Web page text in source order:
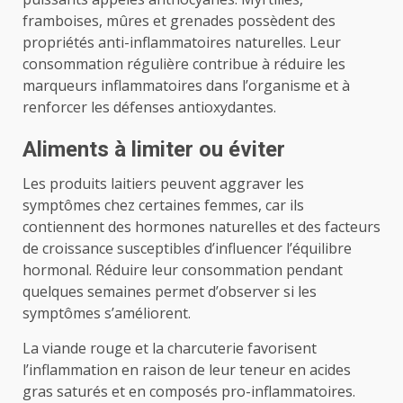
framboises, mûres et grenades possèdent des
propriétés anti-inflammatoires naturelles. Leur
consommation régulière contribue à réduire les
marqueurs inflammatoires dans l’organisme et à
renforcer les défenses antioxydantes.
Aliments à limiter ou éviter
Les produits laitiers peuvent aggraver les
symptômes chez certaines femmes, car ils
contiennent des hormones naturelles et des facteurs
de croissance susceptibles d’influencer l’équilibre
hormonal. Réduire leur consommation pendant
quelques semaines permet d’observer si les
symptômes s’améliorent.
La viande rouge et la charcuterie favorisent
l’inflammation en raison de leur teneur en acides
gras saturés et en composés pro-inflammatoires.